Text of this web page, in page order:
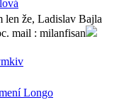
len že, Ladislav Bajla
mail : milanfisan
Longo